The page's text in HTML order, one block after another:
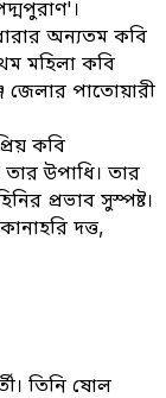
অন্যতম কবি
মহিলা কবি
জেলার পাতোয়ারী
কবি
তার উপাধি। তার
প্রভাব সুস্পষ্ট।
দত্ত,
তিনি ষোল